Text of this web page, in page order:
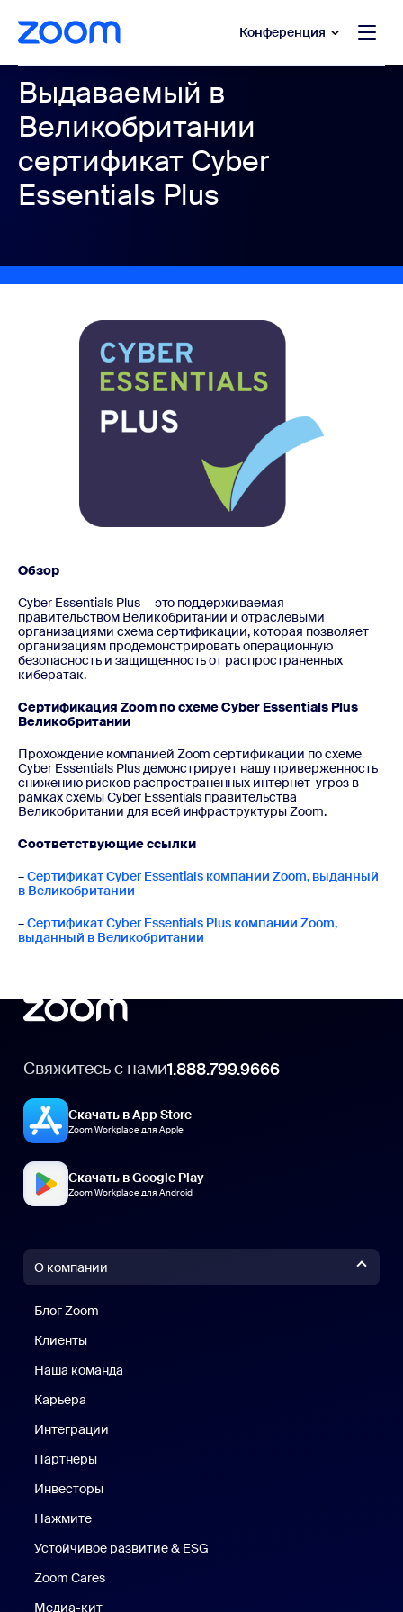
содержанию
в чат помощи Конференция
Выдаваемый в
Великобритании
сертификат Cyber
Essentials Plus
Обзор
Cyber Essentials Plus — это поддерживаемая
правительством Великобритании и отраслевыми
организациями схема сертификации, которая позволяет
организациям продемонстрировать операционную
безопасность и защищенность от распространенных
кибератак.
Сертификация Zoom по схеме Cyber Essentials Plus
Великобритании
Прохождение компанией Zoom сертификации по схеме
Cyber Essentials Plus демонстрирует нашу приверженность
снижению рисков распространенных интернет-угроз в
рамках схемы Cyber Essentials правительства
Великобритании для всей инфраструктуры Zoom.
Соответствующие ссылки
–Сертификат Cyber Essentials компании Zoom, выданный
в Великобритании
–Сертификат Cyber Essentials Plus компании Zoom,
выданный в Великобритании
Свяжитесь с нами1.888.799.9666
Скачать в App Store
Zoom Workplace для Apple
Скачать в Google Play
Zoom Workplace для Android
О компании
Блог Zoom
Клиенты
Наша команда
Карьера
Интеграции
Партнеры
Инвесторы
Нажмите
Устойчивое развитие & ESG
Zoom Cares
Медиа-кит